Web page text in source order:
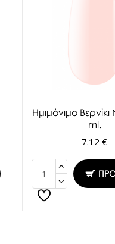
Ημιμόνιμο
ml.
7.12 €